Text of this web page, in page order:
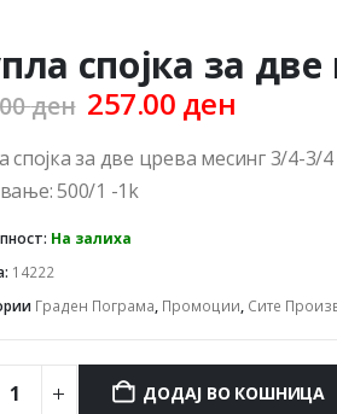
спојка за
ден Original
was:
285.00 ден.
257.00 ден
is:
спојка за две црева месинг 3/4-3/4
500/1 -1k
На залиха
14222
Граден Пограма, Промоции, Сите
ДОДАЈ ВО КОШНИЦА